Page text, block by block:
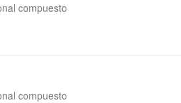
compuesto
compuesto